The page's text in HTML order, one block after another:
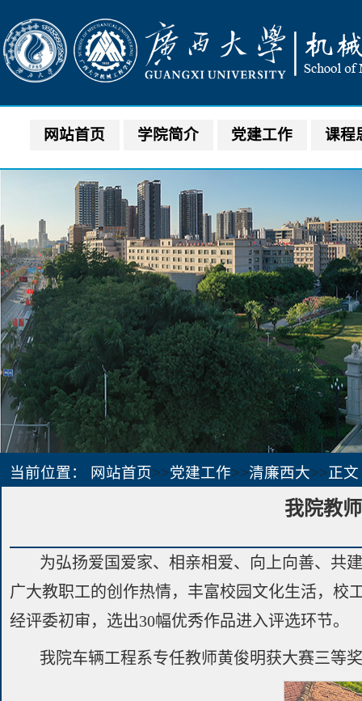
网站首页 学院简介 党建工作 课程
当前位置： 网站首页>>党建工作>>清廉西大>>正文
我院教
为弘扬爱国爱家、相亲相爱、向上向善、共
广大教职工的创作热情，丰富校园文化生活，校
经评委初审，选出30幅优秀作品进入评选环节。
我院车辆工程系专任教师黄俊明获大赛三等